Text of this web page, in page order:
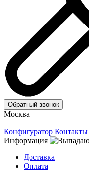
Обратный звонок
Москва
Конфигуратор Контакты
Информация
Доставка
Оплата